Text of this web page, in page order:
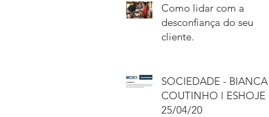
Como lidar com a
desconfiança do seu
cliente.
SOCIEDADE - BIANCA
COUTINHO l ESHOJE l
25/04/20